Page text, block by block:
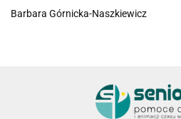
Barbara Górnicka-Naszkiewicz